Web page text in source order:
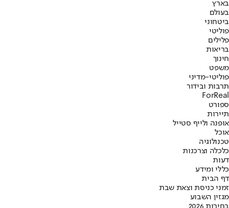
בארץ
בעולם
ביטחוני
פוליטי
פלילים
בריאות
חינוך
משפט
פוליטי-מדיני
תרבות ובידור
ForReal
ספורט
תיירות
אופנה ולייף סטייל
אוכל
טכנולוגיה
כלכלה וצרכנות
דעות
כללי ומידע
דף הבית
זמני כניסת וצאת שבת
מגזין השבוע